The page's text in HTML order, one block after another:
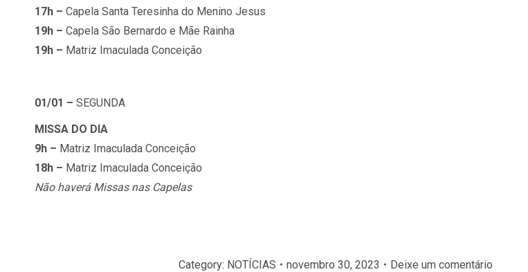
17h – Capela Santa Teresinha do Menino Jesus
19h – Capela São Bernardo e Mãe Rainha
19h – Matriz Imaculada Conceição
01/01 – SEGUNDA
MISSA DO DIA
9h – Matriz Imaculada Conceição
18h – Matriz Imaculada Conceição
Não haverá Missas nas Capelas
Category: NOTÍCIAS novembro 30, 2023 Deixe um comentário